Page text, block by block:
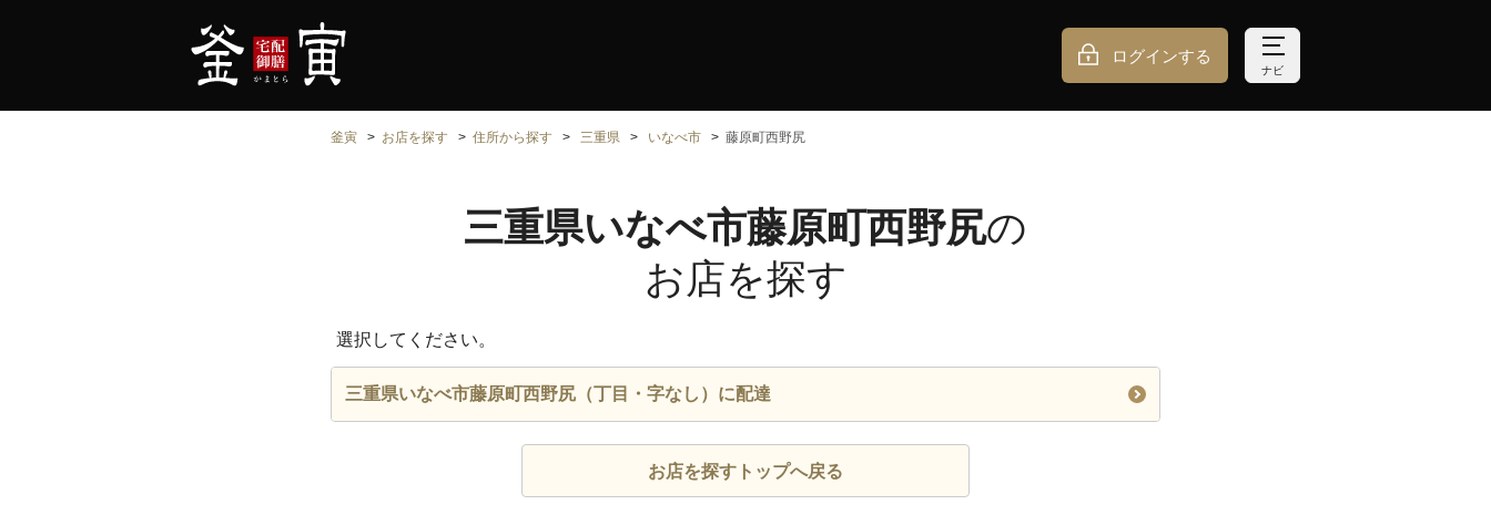
ログインする
ナビ
釜寅 お店を探す 住所から探す 三重県 いなべ市 藤原町西野尻
三重県いなべ市藤原町西野尻の
お店を探す
選択してください。
三重県いなべ市藤原町西野尻（丁目・字なし）に配達
お店を探すトップへ戻る